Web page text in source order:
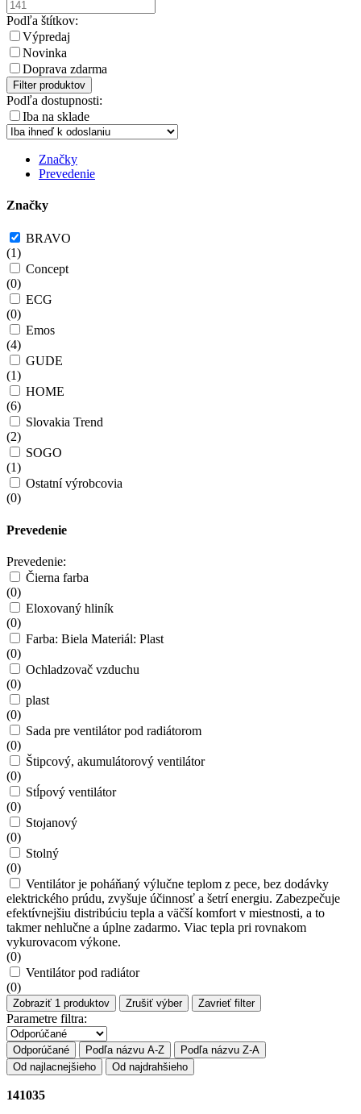
Podľa štítkov:
Výpredaj
Novinka
Doprava zdarma
Filter produktov
Podľa dostupnosti:
Iba na sklade
Značky
Prevedenie
Značky
BRAVO
(1)
Concept
(0)
ECG
(0)
Emos
(4)
GUDE
(1)
HOME
(6)
Slovakia Trend
(2)
SOGO
(1)
Ostatní výrobcovia
(0)
Prevedenie
Prevedenie:
Čierna farba
(0)
Eloxovaný hliník
(0)
Farba: Biela Materiál: Plast
(0)
Ochladzovač vzduchu
(0)
plast
(0)
Sada pre ventilátor pod radiátorom
(0)
Štipcový, akumulátorový ventilátor
(0)
Stĺpový ventilátor
(0)
Stojanový
(0)
Stolný
(0)
Ventilátor je poháňaný výlučne teplom z pece, bez dodávky
elektrického prúdu, zvyšuje účinnosť a šetrí energiu. Zabezpečuje
efektívnejšiu distribúciu tepla a väčší komfort v miestnosti, a to
takmer nehlučne a úplne zadarmo. Viac tepla pri rovnakom
vykurovacom výkone.
(0)
Ventilátor pod radiátor
(0)
Zobraziť 1 produktov Zrušiť výber Zavrieť filter
Parametre filtra:
Odporúčané Podľa názvu A-Z
Podľa názvu Z-A
Od najlacnejšieho
Od najdrahšieho
141035